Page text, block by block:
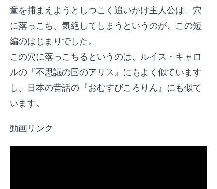
童を捕まえようとしつこく追いかけ主人公は、穴
に落っこち、気絶してしまうというのが、この短
編のはじまりでした。
この穴に落っこちるというのは、ルイス・キャロ
ルの『不思議の国のアリス』にもよく似ています
し、日本の昔話の『おむすびころりん』にも似て
います。
動画リンク